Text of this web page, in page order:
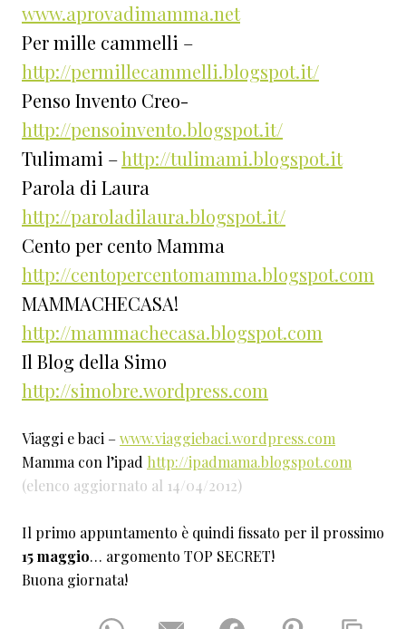
www.aprovadimamma.net
Per mille cammelli –
http://permillecammelli.blogspot.it/
Penso Invento Creo-
http://pensoinvento.blogspot.it/
Tulimami –http://tulimami.blogspot.it
Parola di Laura
http://paroladilaura.blogspot.it/
Cento per cento Mamma
http://centopercentomamma.blogspot.com
MAMMACHECASA!
http://mammachecasa.blogspot.com
Il Blog della Simo
http://simobre.wordpress.com
Viaggi e baci –www.viaggiebaci.wordpress.com
Mamma con l’ipad http://ipadmama.blogspot.com
(elenco aggiornato al 14/04/2012)
Il primo appuntamento è quindi fissato per il prossimo
15 maggio… argomento TOP SECRET!
Buona giornata!